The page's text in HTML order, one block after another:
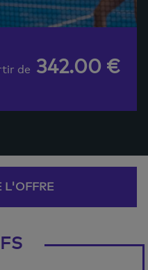
de 342.00 €
L'OFFRE